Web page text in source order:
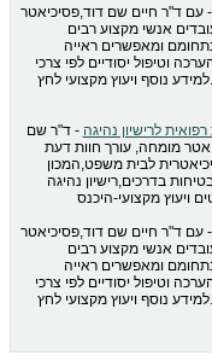
- עם ד"ר חיים שם דוד,פסיכיאטר
אנשי מקצוע רבים
ומאפשרים ראייה
וטיפול יסודיים לפי צרכי
נוסף ויעוץ מקצועי לחץ
לרישיון נהיגה - ד"ר שם
מומחה, עורך חוות דעת
לבית משפט,המכון
בדרכים,רישיון נהיגה
ויעוץ מקצועי-היכנס
- עם ד"ר חיים שם דוד,פסיכיאטר
אנשי מקצוע רבים
ומאפשרים ראייה
וטיפול יסודיים לפי צרכי
נוסף ויעוץ מקצועי לחץ